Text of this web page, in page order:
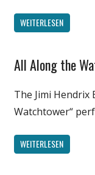
WEITERLESEN
Unterhaltung
All Along the
The Jimi Hendrix
Watchtower“
WEITERLESEN